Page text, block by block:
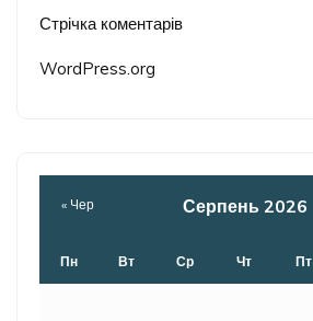
Стрічка коментарів
WordPress.org
Серпень 2026
Пн Вт Ср Чт Пт
« Чер